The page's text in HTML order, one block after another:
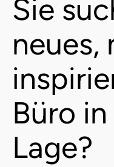
Sie
neues,
Büro
Lage?